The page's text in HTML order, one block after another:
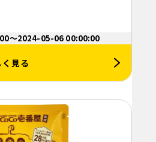
～2024-05-06 00:00:00
見る